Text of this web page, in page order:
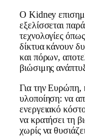
Ο Kidney
εξελίσσεται
τεχνολογίες
δίκτυα κάνουν
και πόρων,
βιώσιμης
Για την Ευρώπη,
υλοποίηση: να
ενεργειακό
να κρατήσει τη
χωρίς να